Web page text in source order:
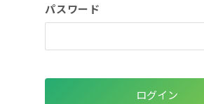
パスワード